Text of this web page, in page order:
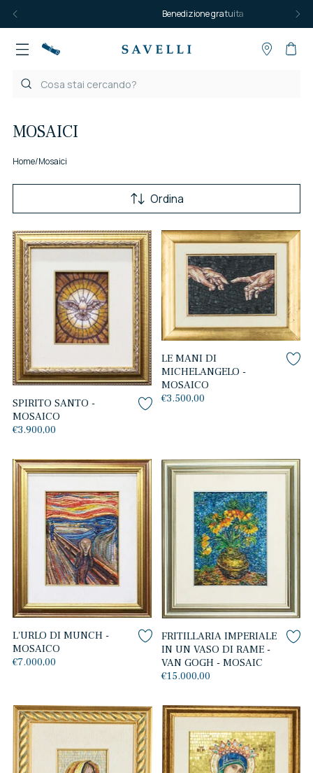
Benedizione gratuita
MOSAICI
Home/Mosaici
Ordina
SPIRITO SANTO -
MOSAICO
€3.900,00
LE MANI DI
MICHELANGELO -
MOSAICO
€3.500,00
L'URLO DI MUNCH -
MOSAICO
€7.000,00
FRITILLARIA IMPERIALE
IN UN VASO DI RAME -
VAN GOGH - MOSAIC
€15.000,00